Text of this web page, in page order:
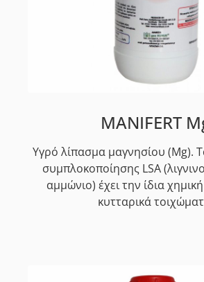
MANIFERT
Υγρό λίπασμα μαγνησίου (Mg).
συμπλοκοποίησης LSA
αμμώνιο) έχει την ίδια
κυτταρικά